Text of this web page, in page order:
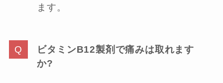
ます。
ビタミンB12製剤で痛みは取れます
か?